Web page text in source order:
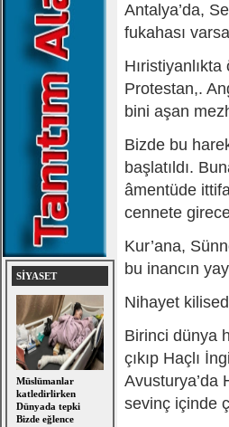
SİYASET
Müslümanlar
katledirlirken
Dünyada tepki
Bizde eğlence
Antalya’da,
fukahası
Protestan,.
bini aşan
Bizde bu
başlatıldı.
âmentüde
cennete
Kur’ana,
bu inancın
Nihayet
Birinci dünya
çıkıp Haçlı
Avusturya’da
sevinç içinde